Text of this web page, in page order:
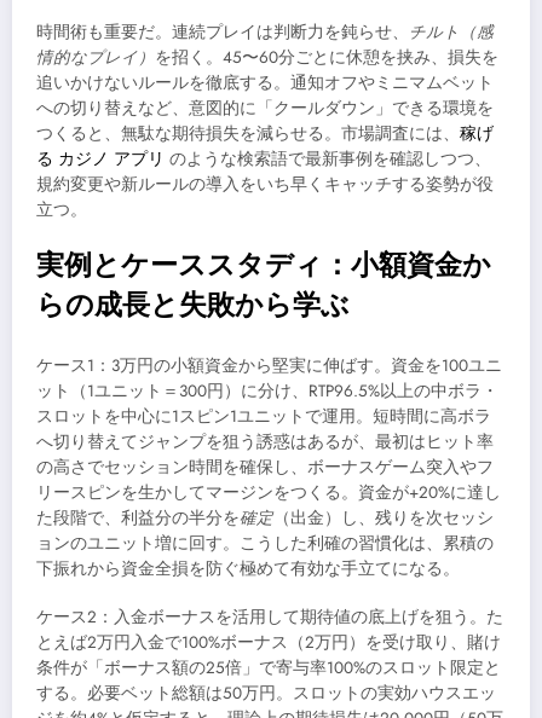
時間術も重要だ。連続プレイは判断力を鈍らせ、
チルト（感
情的なプレイ） を招く。45〜60分ごとに休憩を挟み、損失を
追いかけないルールを徹底する。通知オフやミニマムベット
への切り替えなど、意図的に「クールダウン」できる環境を
つくると、無駄な期待損失を減らせる。市場調査には、 稼げ
る カジノ アプリ のような検索語で最新事例を確認しつつ、
規約変更や新ルールの導入をいち早くキャッチする姿勢が役
立つ。
実例とケーススタディ：小額資金か
らの成長と失敗から学ぶ
ケース1：3万円の小額資金から堅実に伸ばす。資金を100ユニ
ット（1ユニット＝300円）に分け、RTP96.5%以上の中ボラ・
スロットを中心に1スピン1ユニットで運用。短時間に高ボラ
へ切り替えてジャンプを狙う誘惑はあるが、最初はヒット率
の高さでセッション時間を確保し、ボーナスゲーム突入やフ
リースピンを生かしてマージンをつくる。資金が+20%に達し
た段階で、利益分の半分を確定（出金）し、残りを次セッシ
ョンのユニット増に回す。こうした利確の習慣化は、累積の
下振れから資金全損を防ぐ極めて有効な手立てになる。
ケース2：入金ボーナスを活用して期待値の底上げを狙う。た
とえば2万円入金で100%ボーナス（2万円）を受け取り、賭け
条件が「ボーナス額の25倍」で寄与率100%のスロット限定と
する。必要ベット総額は50万円。スロットの実効ハウスエッ